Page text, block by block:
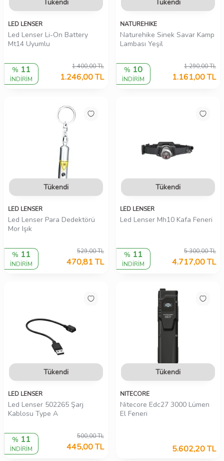
Tükendi
LED LENSER
Led Lenser Li-On Battery
Mt14 Uyumlu
% 11
İNDİRİM
1.400,00TL
1.246,00TL
Tükendi
NATUREHIKE
Naturehike Sinek Savar Kamp
Lambası Yeşil
% 10
İNDİRİM
1.290,00TL
1.161,00TL
Tükendi
LED LENSER
Led Lenser Para Dedektörü
Mor Işık
% 11
İNDİRİM
529,00TL
470,81TL
Tükendi
LED LENSER
Led Lenser Mh10 Kafa Feneri
% 11
İNDİRİM
5.300,00TL
4.717,00TL
Tükendi
LED LENSER
Led Lenser 502265 Şarj
Kablosu Type A
% 11
İNDİRİM
500,00TL
445,00TL
Tükendi
NITECORE
Nitecore Edc27 3000 Lümen
El Feneri
5.602,20TL